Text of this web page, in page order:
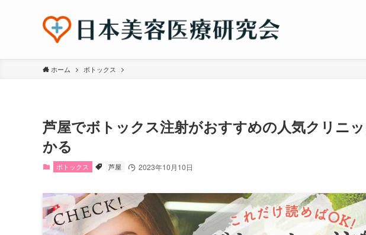
ホーム ボトックス
芦屋でボトックス注射がおすすめの人気クリニ
かる
ボトックス 芦屋 2023年10月10日